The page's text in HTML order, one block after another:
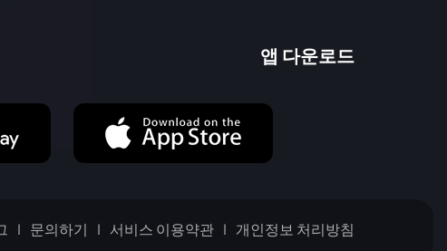
앱 다운로드
문의하기 서비스 이용약관 개인정보 처리방침